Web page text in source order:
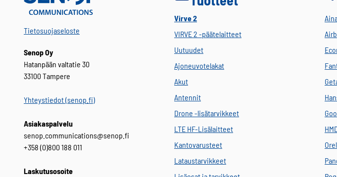
Tietosuojaseloste
Senop Oy
Hatanpään valtatie 30
33100 Tampere
Yhteystiedot (senop.fi)
Asiakaspalvelu
senop.communications@senop.fi
+358 (0)800 188 011
Laskutusosoite
Virve 2
VIRVE 2 -päätelaitteet
Uutuudet
Ajoneuvotelakat
Akut
Antennit
Drone -lisätarvikkeet
LTE HF-Lisälaitteet
Kantovarusteet
Lataustarvikkeet